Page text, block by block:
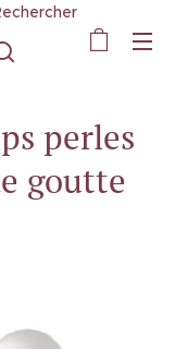
perles
goutte